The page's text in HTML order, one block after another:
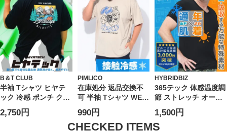
B＆T CLUB
半袖 Tシャツ ヒヤテ
ック 冷感 ポンチ クル
ーネック
MOUNTAINS トップ
ス プリント 刺繍 涼し
2,750円
PIMLICO
在庫処分 返品交換不
可 半袖 Tシャツ WEB
限定 ポンチ ダイスプ
リント クルーネック
トップス ゆったり 春
990円
HYBRIDBIZ
365テック 体感温度調
節 ストレッチ オール
シーズン対応 半袖 V
ネック アンダーTシャ
ツ HYBRIDBIZ ハイブ
1,500円